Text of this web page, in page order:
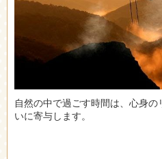
自然の中で過ごす時間は、心身
いに寄与します。